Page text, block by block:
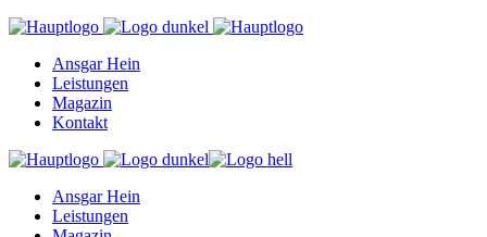
Ansgar Hein
Leistungen
Magazin
Kontakt
Ansgar Hein
Leistungen